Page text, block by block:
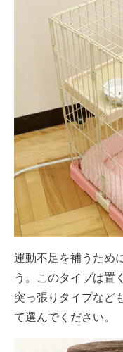
運動不足を補うため
う。このタイプは置
突っ張りタイプなど
て選んでください。